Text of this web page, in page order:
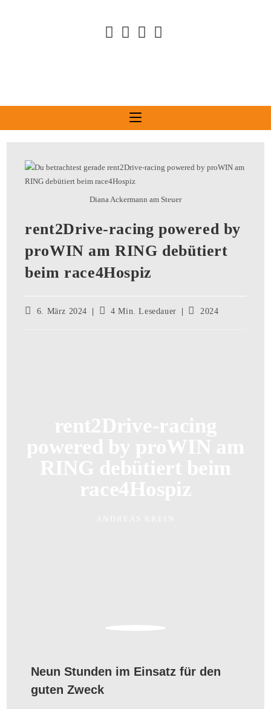
Diana Ackermann am Steuer
rent2Drive-racing powered by
proWIN am RING debütiert
beim race4Hospiz
6. März 2024 4 Min. Lesedauer 2024
Neun Stunden im Einsatz für den
guten Zweck